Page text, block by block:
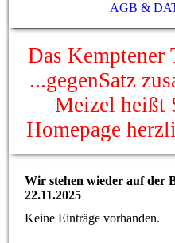
AGB &
Das Kemptener
...gegenSatz
Meizel heißt
Homepage
Wir stehen wieder auf der
22.11.2025
Keine Einträge vorhanden.